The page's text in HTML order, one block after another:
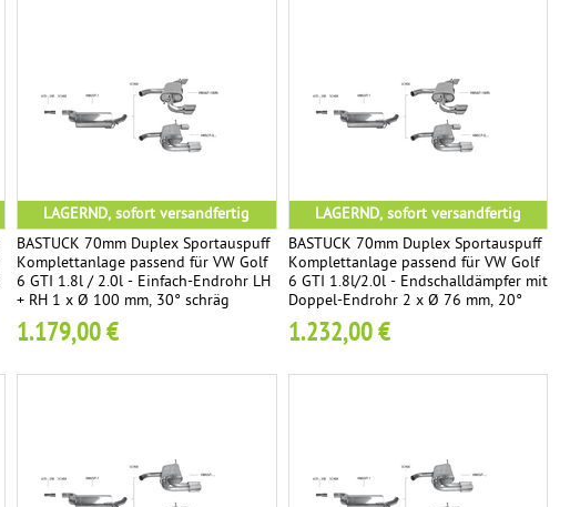
LAGERND, sofort versandfertig
BASTUCK 70mm Duplex Sportauspuff
Komplettanlage passend für VW Golf
6 GTI 1.8l / 2.0l - Einfach-Endrohr LH
+ RH 1 x Ø 100 mm, 30° schräg
geschnitten (im RACE Look)
1.179,00 €
LAGERND, sofort versandfertig
BASTUCK 70mm Duplex Sportauspuff
Komplettanlage passend für VW Golf
6 GTI 1.8l/2.0l - Endschalldämpfer mit
Doppel-Endrohr 2 x Ø 76 mm, 20°
schräg geschnitten
1.232,00 €